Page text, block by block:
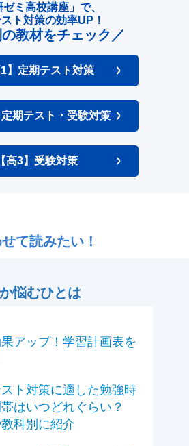
ゼミ高校講座」で、
ト対策の効率UP！
教材をチェック／
1】定期テスト対策
定期テスト・受験対策
【高3】受験対策
て読みたい！
悩むひとは
アップ！学習計画表を
ト対策に適した勉強時
帯はいつどれぐらい？
科別に紹介